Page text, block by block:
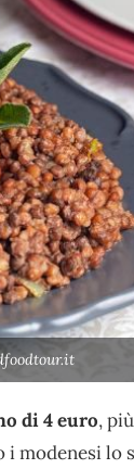
di 4 euro,
i modenesi lo